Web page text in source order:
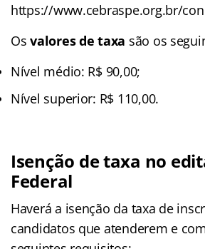
https://www.cebraspe.org.br/
Osvalores de taxa são os
Nível médio: R$ 90,00;
Nível superior: R$ 110,00.
Isenção de taxa no
Federal
Haverá a isenção da taxa de
candidatos que atenderem e